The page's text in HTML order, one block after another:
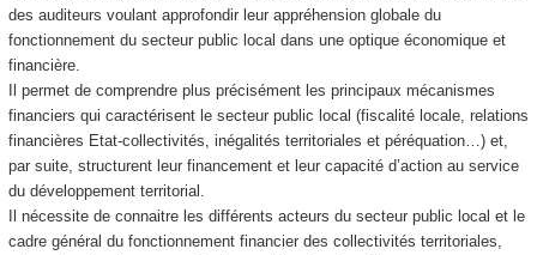
des auditeurs voulant approfondir leur appréhension globale du
fonctionnement du secteur public local dans une optique économique et
financière.
Il permet de comprendre plus précisément les principaux mécanismes
financiers qui caractérisent le secteur public local (fiscalité locale, relations
financières Etat-collectivités, inégalités territoriales et péréquation…) et,
par suite, structurent leur financement et leur capacité d’action au service
du développement territorial.
Il nécessite de connaitre les différents acteurs du secteur public local et le
cadre général du fonctionnement financier des collectivités territoriales,